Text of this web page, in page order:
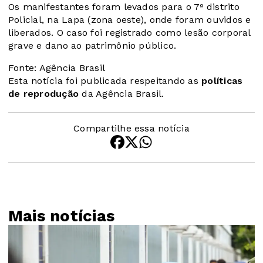
Os manifestantes foram levados para o 7º distrito
Policial, na Lapa (zona oeste), onde foram ouvidos e
liberados. O caso foi registrado como lesão corporal
grave e dano ao patrimônio público.
Fonte: Agência Brasil
Esta notícia foi publicada respeitando as políticas
de reprodução da Agência Brasil.
Compartilhe essa notícia
Mais notícias